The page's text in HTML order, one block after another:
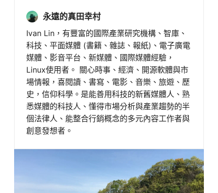
永遠的真田幸村
Ivan Lin，有豐富的國際產業研究機構、智庫、
科技、平面媒體 (書籍、雜誌、報紙)、電子廣電
媒體、影音平台、新媒體、國際媒體經驗，
Linux使用者。 關心時事、經濟、開源軟體與市
場情報，喜閱讀、書寫、電影、音樂、旅遊、歷
史，信仰科學。是能善用科技的新舊媒體人、熟
悉媒體的科技人、懂得市場分析與產業趨勢的半
個法律人、能整合行銷概念的多元內容工作者與
創意發想者。